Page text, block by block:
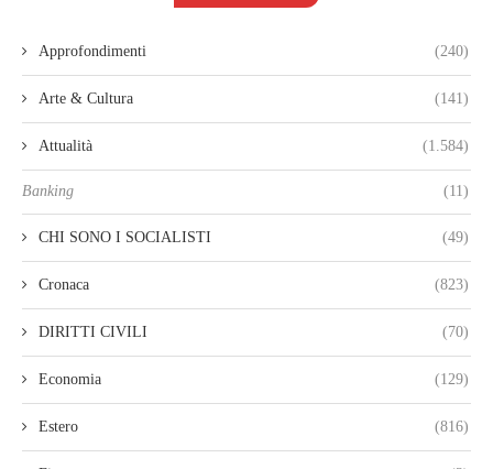
Approfondimenti (240)
Arte & Cultura (141)
Attualità (1.584)
Banking (11)
CHI SONO I SOCIALISTI (49)
Cronaca (823)
DIRITTI CIVILI (70)
Economia (129)
Estero (816)